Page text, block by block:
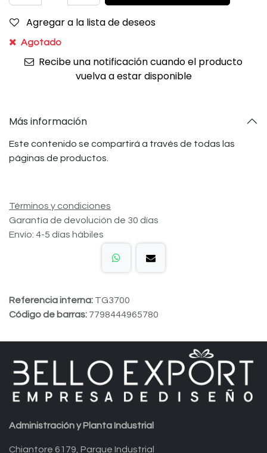
Agregar a la lista de deseos
Agotado
Recibe una notificación cuando el producto
vuelva a estar disponible
Más información
Este contenido se compartirá a través de todas las
páginas de productos.
Términos y condiciones
Garantía de devolución de 30 días
Envío: 4-5 días hábiles
Referencia interna: TG3700
Código de barras: 7798444965780
Administración y Planta Industrial
Chiantore 6179, Parque Industrial